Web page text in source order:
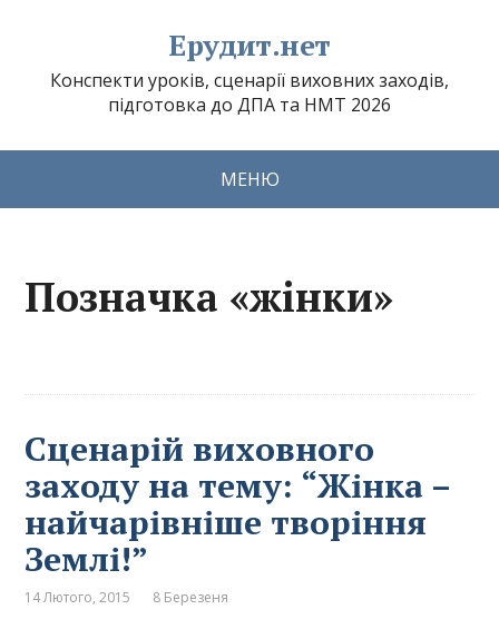
Ерудит.нет
Конспекти уроків, сценарії виховних заходів,
підготовка до ДПА та НМТ 2026
МЕНЮ
Позначка «жінки»
Сценарій виховного
заходу на тему: “Жінка –
найчарівніше творіння
Землі!”
14 Лютого, 2015 8 Березеня